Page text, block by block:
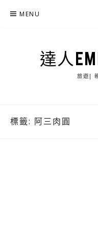
MENU
達人
旅遊|
標籤: 阿三肉圓